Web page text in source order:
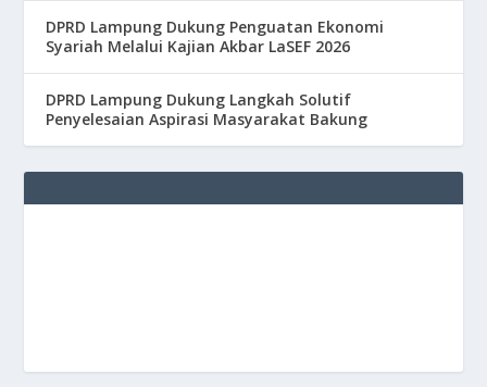
DPRD Lampung Dukung Penguatan Ekonomi
Syariah Melalui Kajian Akbar LaSEF 2026
DPRD Lampung Dukung Langkah Solutif
Penyelesaian Aspirasi Masyarakat Bakung